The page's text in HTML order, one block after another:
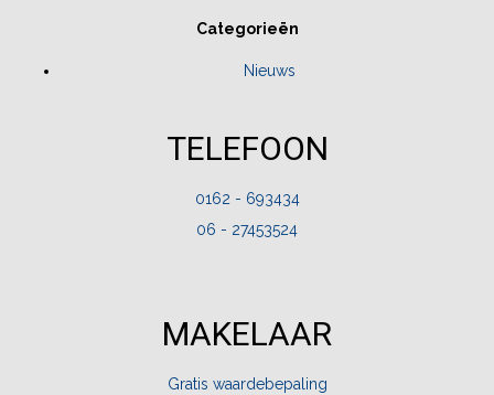
Categorieën
Nieuws
TELEFOON
0162 - 693434
06 - 27453524
MAKELAAR
Gratis waardebepaling